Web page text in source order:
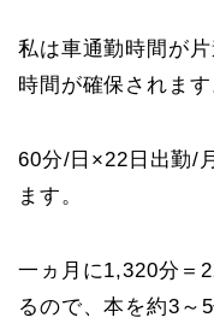
私は車通勤時間が
時間が確保されます
60分/日×22日出勤/
ます。
一ヵ月に1,320分＝
るので、本を約3～